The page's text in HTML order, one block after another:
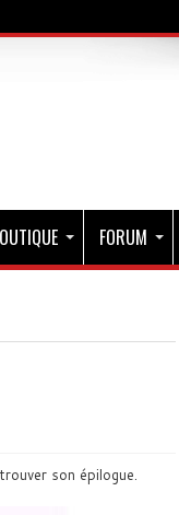
FORUM
son épilogue.